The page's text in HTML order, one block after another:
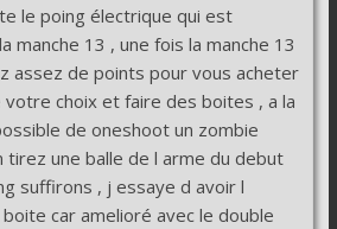
le poing électrique qui est
manche 13 , une fois la manche 13
assez de points pour vous acheter
choix et faire des boites , a la
de oneshoot un zombie
tirez une balle de l arme du debut
suffirons , j essaye d avoir l
car amelioré avec le double